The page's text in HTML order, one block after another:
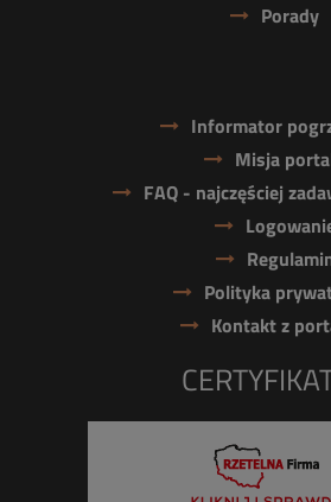
Porady
Informator
Misja
FAQ - najczęściej
Polityka
Kontakt z